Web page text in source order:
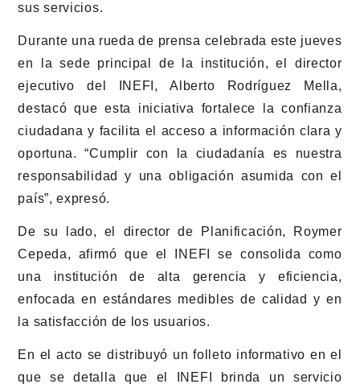
sus servicios.
Durante una rueda de prensa celebrada este jueves
en la sede principal de la institución, el director
ejecutivo del INEFI, Alberto Rodríguez Mella,
destacó que esta iniciativa fortalece la confianza
ciudadana y facilita el acceso a información clara y
oportuna. “Cumplir con la ciudadanía es nuestra
responsabilidad y una obligación asumida con el
país”, expresó.
De su lado, el director de Planificación, Roymer
Cepeda, afirmó que el INEFI se consolida como
una institución de alta gerencia y eficiencia,
enfocada en estándares medibles de calidad y en
la satisfacción de los usuarios.
En el acto se distribuyó un folleto informativo en el
que se detalla que el INEFI brinda un servicio